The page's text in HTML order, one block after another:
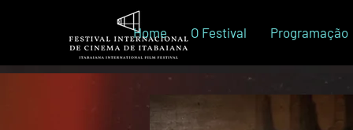
Home O Festival Programação